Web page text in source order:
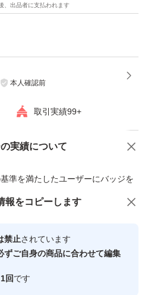
す。
、出品者に支払われます
本人確認前
取引実績99+
実績について
準を満たしたユーザーにバッジを
心・安全なユーザーです
商品への質問
報をコピーします
禁止されています
ずご自身の商品に合わせて編集
回です
ススメ